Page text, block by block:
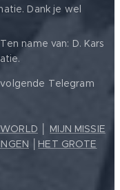
Dank je wel
name van: D. Kars
Telegram
MIJN MISSIE
HET GROTE